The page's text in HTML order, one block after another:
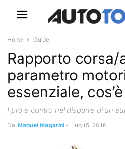
Home Guide
Rapporto corsa/
parametro
essenziale,
I pro e contro nel disporre di un
Da Manuel Magarini - Lug 15, 2016